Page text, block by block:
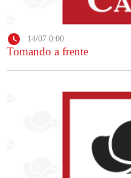
14/07 0:00
Tomando a frente